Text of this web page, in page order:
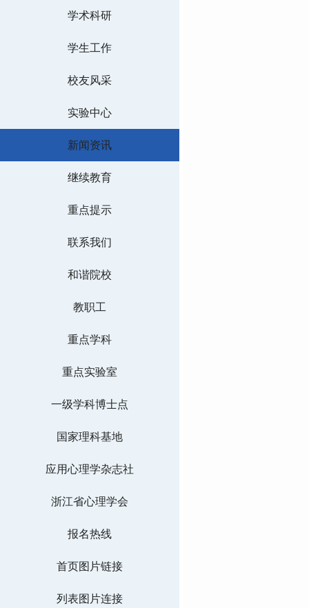
学术科研
学生工作
校友风采
实验中心
新闻资讯
继续教育
重点提示
联系我们
和谐院校
教职工
重点学科
重点实验室
一级学科博士点
国家理科基地
应用心理学杂志社
浙江省心理学会
报名热线
首页图片链接
列表图片连接